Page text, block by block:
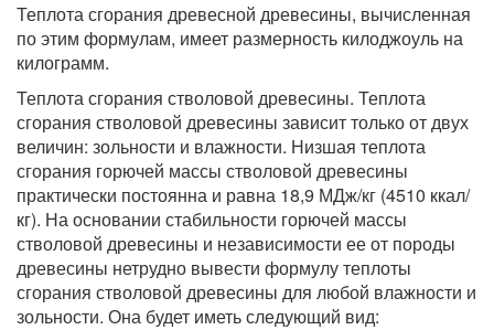
Теплота сгорания древесной древесины, вычисленная
по этим формулам, имеет размерность килоджоуль на
килограмм.
Теплота сгорания стволовой древесины. Теплота
сгорания стволовой древесины зависит только от двух
величин: зольности и влажности. Низшая теплота
сгорания горючей массы стволовой древесины
практически постоянна и равна 18,9 МДж/кг (4510 ккал/
кг). На основании стабильности горючей массы
стволовой древесины и независимости ее от породы
древесины нетрудно вывести формулу теплоты
сгорания стволовой древесины для любой влажности и
зольности. Она будет иметь следующий вид: